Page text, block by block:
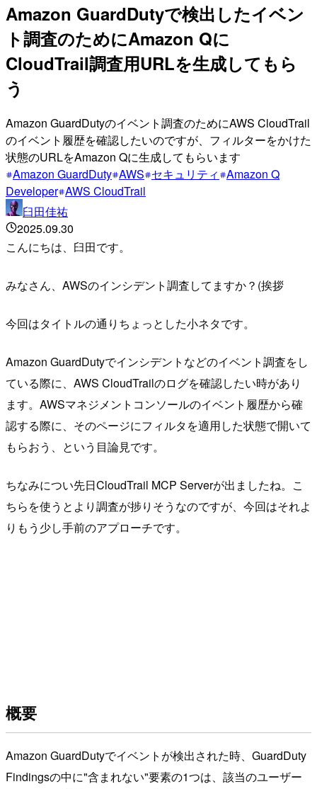
Amazon GuardDutyで検出したイベン
ト調査のためにAmazon Qに
CloudTrail調査用URLを生成してもら
う
Amazon GuardDutyのイベント調査のためにAWS CloudTrail
のイベント履歴を確認したいのですが、フィルターをかけた
状態のURLをAmazon Qに生成してもらいます
Amazon GuardDuty AWS セキュリティ Amazon Q
Developer AWS CloudTrail
臼田佳祐
2025.09.30
こんにちは、臼田です。
みなさん、AWSのインシデント調査してますか？(挨拶
今回はタイトルの通りちょっとした小ネタです。
Amazon GuardDutyでインシデントなどのイベント調査をし
ている際に、AWS CloudTrailのログを確認したい時があり
ます。AWSマネジメントコンソールのイベント履歴から確
認する際に、そのページにフィルタを適用した状態で開いて
もらおう、という目論見です。
ちなみについ先日CloudTrail MCP Serverが出ましたね。こ
ちらを使うとより調査が捗りそうなのですが、今回はそれよ
りもう少し手前のアプローチです。
概要
Amazon GuardDutyでイベントが検出された時、GuardDuty
Findingsの中に"含まれない"要素の1つは、該当のユーザー